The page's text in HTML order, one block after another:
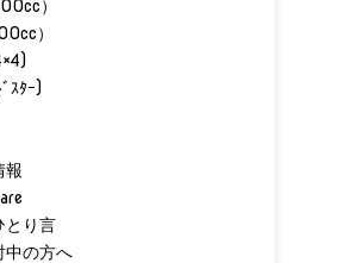
）
）
ｽﾀｰ)
報
り言
中の方へ